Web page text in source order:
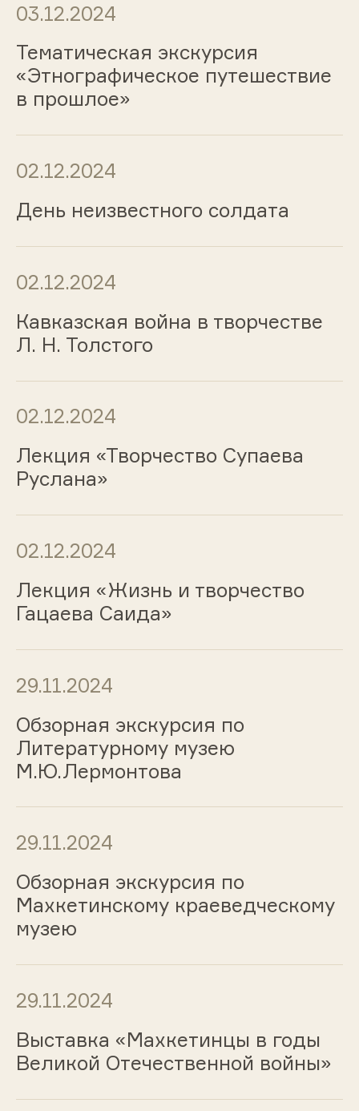
03.12.2024
Тематическая экскурсия
«Этнографическое путешествие
в прошлое»
02.12.2024
День неизвестного солдата
02.12.2024
Кавказская война в творчестве
Л. Н. Толстого
02.12.2024
Лекция «Творчество Супаева
Руслана»
02.12.2024
Лекция «Жизнь и творчество
Гацаева Саида»
29.11.2024
Обзорная экскурсия по
Литературному музею
М.Ю.Лермонтова
29.11.2024
Обзорная экскурсия по
Махкетинскому краеведческому
музею
29.11.2024
Выставка «Махкетинцы в годы
Великой Отечественной войны»